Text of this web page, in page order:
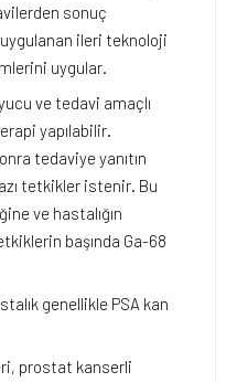
sonuç
uygulanan ileri teknoloji
uygular.
ve tedavi amaçlı
yapılabilir.
tedaviye yanıtın
tetkikler istenir. Bu
ve hastalığın
başında Ga-68
genellikle PSA kan
prostat kanserli